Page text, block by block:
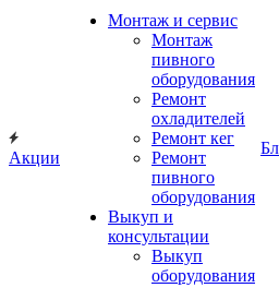
Акции
Монтаж и сервис
Монтаж
пивного
оборудования
Ремонт
охладителей
Ремонт кег
Ремонт
пивного
оборудования
Выкуп и
консультации
Выкуп
оборудования